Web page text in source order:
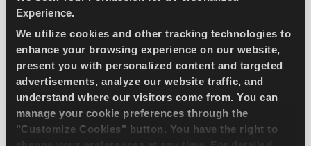
Experience.
We utilize cookies and other tracking technologies to
enhance your browsing experience on our website,
present you with personalized content and targeted
advertisements, analyze our website traffic, and
understand where our visitors come from. You can
manage your cookie preferences through the
"Customize Cookies" button. You have the right to
سيارة ركاب صيف استخدام طويل الأمد
كفاءة الوقود
ابحث عن وكيل